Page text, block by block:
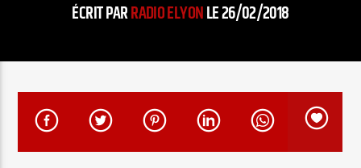
TITRE
ARTISTE
ÉCRIT PARRADIO ELYONLE 26/02/2018